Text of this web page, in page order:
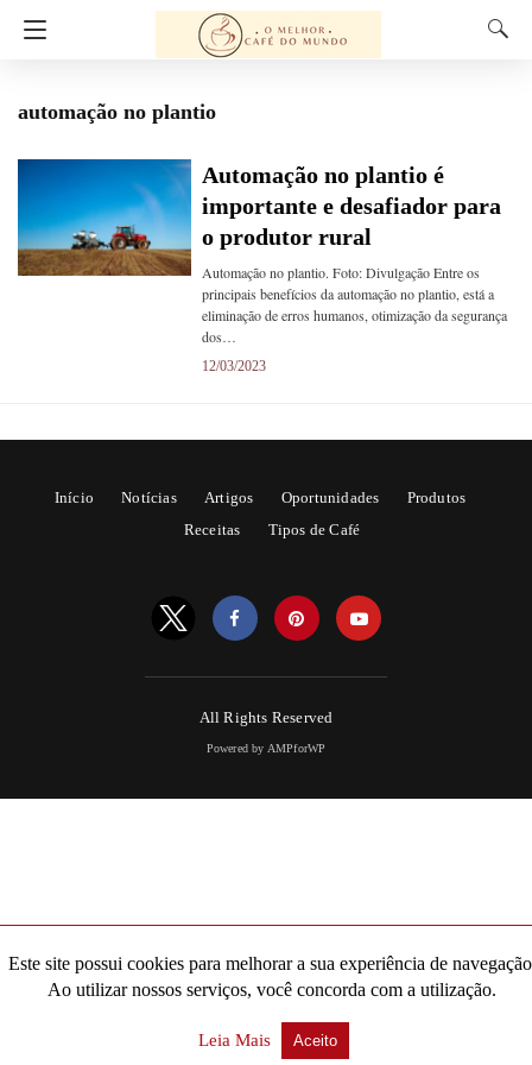
automação no plantio
Automação no plantio é
importante e desafiador para
o produtor rural
Automação no plantio. Foto: Divulgação Entre os
principais benefícios da automação no plantio, está a
eliminação de erros humanos, otimização da segurança
dos…
12/03/2023
Início Notícias Artigos Oportunidades
Produtos
Receitas
Tipos de Café
All Rights Reserved
Powered by AMPforWP
Este site possui cookies para melhorar a sua experiência de
Ao utilizar nossos serviços, você concorda com a utilização.
Leia Mais Aceito